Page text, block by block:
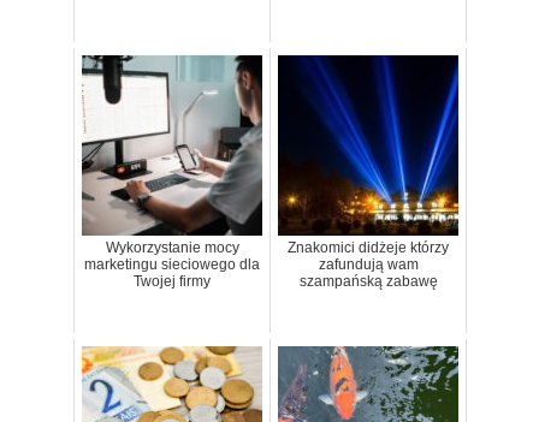
Wykorzystanie mocy
marketingu sieciowego dla
Twojej firmy
Znakomici didżeje którzy
zafundują wam
szampańską zabawę